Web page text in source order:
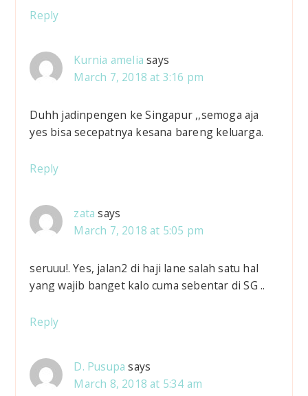
Reply
Kurnia amelia says
March 7, 2018 at 3:16 pm
Duhh jadinpengen ke Singapur ,,semoga aja
yes bisa secepatnya kesana bareng keluarga.
Reply
zata says
March 7, 2018 at 5:05 pm
seruuu!. Yes, jalan2 di haji lane salah satu hal
yang wajib banget kalo cuma sebentar di SG ..
Reply
D. Pusupa says
March 8, 2018 at 5:34 am